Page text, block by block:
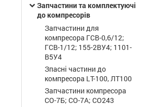
Запчастини та комплектуючі
до компресорів
Запчастини для
компресора ГСВ-0,6/12;
ГСВ-1/12; 155-2ВУ4; 1101-
В5У4
Зпасні частини до
компресора LТ-100, ЛТ100
Запчастини компресора
СО-7Б; СО-7А; СО243